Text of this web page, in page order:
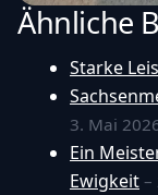
Ähnliche
Starke
3. Mai
Ein
Ewigkeit –